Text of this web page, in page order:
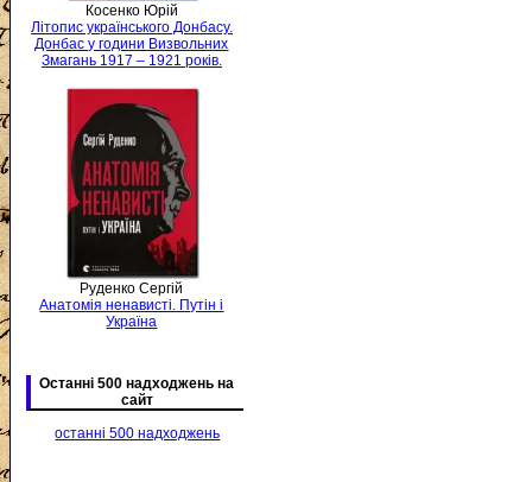
Косенко Юрій
Літопис українського Донбасу.
Донбас у години Визвольних
Змагань 1917 – 1921 років.
Руденко Сергій
Анатомія ненависті. Путін і
Україна
Останні 500 надходжень на
сайт
останні 500 надходжень